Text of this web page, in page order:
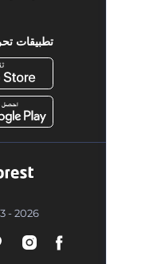
تطبيقات تحرير
© 2013 - 2026